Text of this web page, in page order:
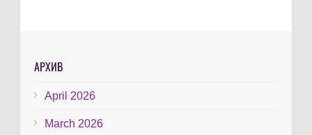
АРХИВ
April 2026
March 2026